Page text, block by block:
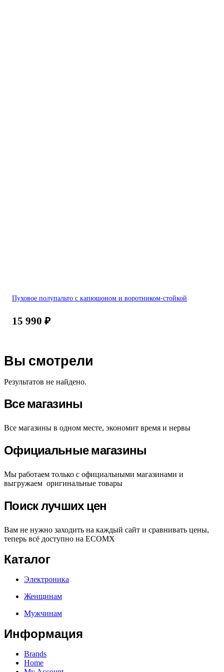
Пуховое полупальто с капюшоном и воротником-стойкой
15 990 ₽
Вы смотрели
Результатов не найдено.
Все магазины
Все магазины в одном месте, экономит время и нервы
Официальные магазины
Мы работаем только с официальными магазинами и
выгружаем оригинальные товары
Поиск лучших цен
Вам не нужно заходить на каждый сайт и сравнивать цены,
теперь всё доступно на ECOMX
Каталог
Электроника
Женщинам
Мужчинам
Информация
Brands
Home